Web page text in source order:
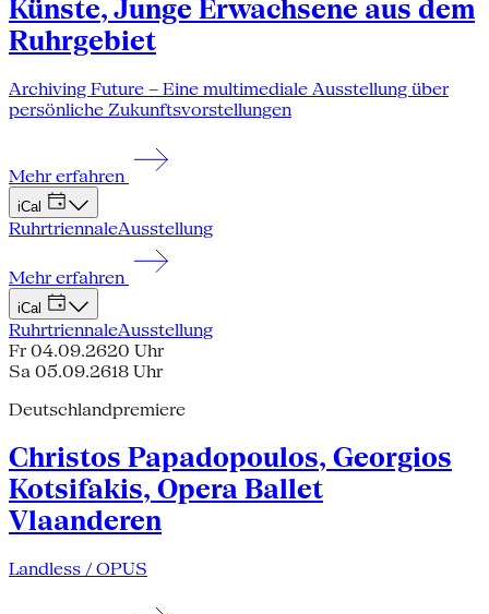
Künste, Junge Erwachsene aus dem
Ruhrgebiet
Archiving Future – Eine multimediale Ausstellung über
persönliche Zukunftsvorstellungen
Mehr erfahren
iCal
RuhrtriennaleAusstellung
Mehr erfahren
iCal
RuhrtriennaleAusstellung
Fr 04.09.2620 Uhr
Sa 05.09.2618 Uhr
Deutschlandpremiere
Christos Papadopoulos, Georgios
Kotsifakis, Opera Ballet
Vlaanderen
Landless / OPUS